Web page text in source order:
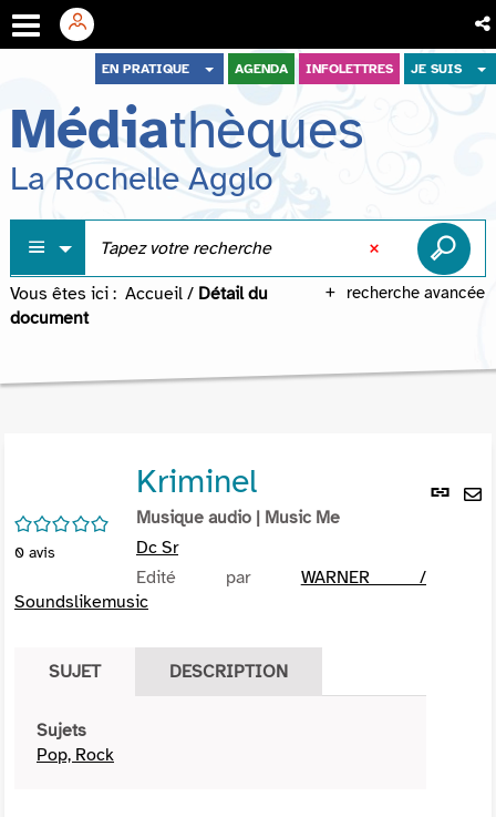
menu
contenu
recherche
EN PRATIQUE AGENDA INFOLETTRES JE SUIS
Médiathèques
La Rochelle Agglo
recherche avancée
Vous êtes ici : Accueil / Détail du
document
Lien
/5
0 avis
Kriminel
Musique audio | Music Me
Dc Sr
Edité par WARNER /
Soundslikemusic
SUJET DESCRIPTION
Sujets
Pop, Rock